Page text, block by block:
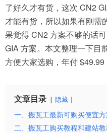
了好久才有货，这次 CN2
才能有货，所以如果有刚需
果觉得 CN2 方案不够的话
GIA 方案。本文整理一下目
方便大家选购，年付 $49.99
文章目录 隐藏
一、搬瓦工最新可购买便宜
二、搬瓦工购买教程和建站